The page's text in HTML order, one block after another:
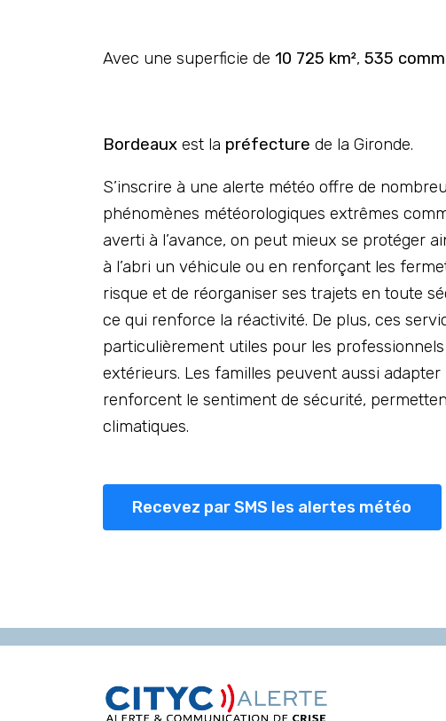
Avec une superficie de 10 725 km², 535
Bordeauxest la préfecture de la Gironde.
S’inscrire à une alerte météo offre de
phénomènes météorologiques extrêmes
averti à l’avance, on peut mieux se protéger
à l’abri un véhicule ou en renforçant les
risque et de réorganiser ses trajets en toute
ce qui renforce la réactivité. De plus, ces
particulièrement utiles pour les
extérieurs. Les familles peuvent aussi
renforcent le sentiment de sécurité,
climatiques.
Recevez par SMS les alertes météo